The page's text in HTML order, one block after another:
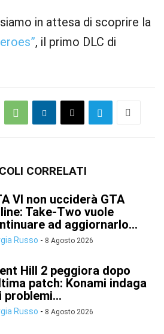
in attesa di scoprire la
, il primo DLC di
CORRELATI
VI non ucciderà GTA
Take-Two vuole
ad aggiornarlo...
Russo - 8 Agosto 2026
Hill 2 peggiora dopo
patch: Konami indaga
problemi...
Russo - 8 Agosto 2026